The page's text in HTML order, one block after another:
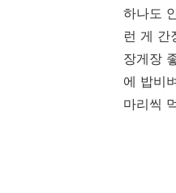
하나도
런 게 간
장게장
에 밥비
마리씩